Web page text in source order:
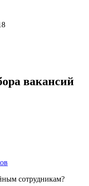
вакансий
сотрудникам?